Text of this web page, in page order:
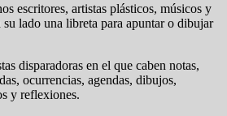
escritores, artistas plásticos, músicos y
su lado una libreta para apuntar o dibujar
disparadoras en el que caben notas,
ocurrencias, agendas, dibujos,
y reflexiones.